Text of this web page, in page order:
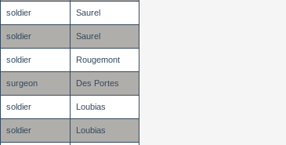
soldier Saurel
soldier Saurel
soldier Rougemont
surgeon Des Portes
soldier Loubias
soldier Loubias